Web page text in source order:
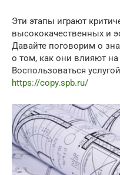
Эти этапы играют
высококачественных и
Давайте поговорим о
о том, как они влияют
Воспользоваться
https://copy.spb.ru/